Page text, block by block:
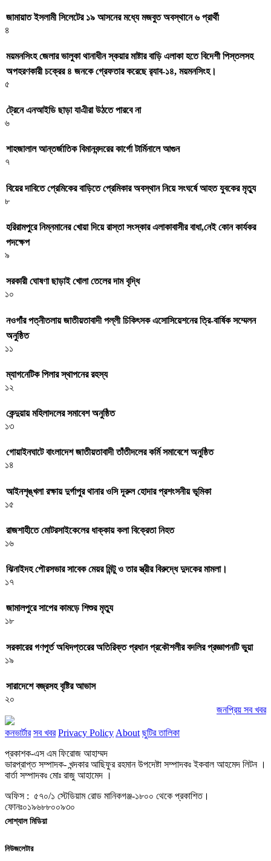
জামায়াত ইসলামী সিলেটের ১৯ আসনের মধ্যে মজবুত অবস্থানে ৬ প্রার্থী
৪
ময়মনসিংহ জেলার ভালুকা থানাধীন স্কয়ার মাষ্টার বাড়ি এলাকা হতে বিদেশী পিস্তলসহ
অপহরণকারী চক্রের ৪ জনকে গ্রেফতার করেছে র‌্যাব-১৪, ময়মনসিংহ।
৫
ট্রেনে এনআইডি ছাড়া যাএীরা উঠতে পারবে না
৬
শাহজালাল আন্তর্জাতিক বিমানবন্দরের কার্গো টার্মিনালে আগুন
৭
বিয়ের দাবিতে প্রেমিকের বাড়িতে প্রেমিকার অবস্থান নিয়ে সংঘর্ষে আহত যুবকের মৃত্যু
৮
হরিরামপুরে নিম্নমানের খোয়া দিয়ে রাস্তা সংস্কার এলাকাবাসীর বাধা,নেই কোন কার্যকর
পদক্ষেপ
৯
সরকারী ঘােষণা ছাড়াই খােলা তেলের দাম বৃদ্ধি
১০
নওগাঁর পত্নীতলায় জাতীয়তাবাদী পল্লী চিকিৎসক এসোসিয়েশনের ত্রি-বার্ষিক সম্মেলন
অনুষ্ঠিত
১১
ম্যাগনেটিক পিলার স্থাপনের রহস্য
১২
কেন্দুয়ায় মহিলাদলের সমাবেশ অনুষ্ঠিত
১৩
গোয়াইনঘাটে বাংলাদেশ জাতীয়তাবাদী তাঁতীদলের কর্মি সমাবেশে অনুষ্ঠিত
১৪
আইনশৃঙ্খলা রক্ষায় দুর্গাপুর থানার ওসি দূরুল হোদার প্রশংসনীয় ভূমিকা
১৫
রাজশাহীতে মোটরসাইকেলের ধাক্কায় কলা বিক্রেতা নিহত
১৬
ঝিনাইদহ পৌরসভার সাবেক মেয়র মিন্টু ও তার স্ত্রীর বিরুদ্ধে দুদকের মামলা।
১৭
জামালপুরে সাপের কামড়ে শিশুর মৃত্যু
১৮
সরকারের গণপূর্ত অধিদপ্তরের অতিরিক্ত প্রধান প্রকৌশলীর বদলির প্রজ্ঞাপনটি ভুয়া
১৯
সারাদেশে বজ্রসহ বৃষ্টির আভাস
২০
জনপ্রিয় সব খবর
কনভার্টার সব খবর Privacy Policy About ছুটির তালিকা
প্রকাশক-এস এম ফিরোজ আহাম্মদ
ভারপ্রাপ্ত সম্পাদক- খন্দকার আছিফুর রহমান উপদেষ্টা সম্পাদকঃ ইকবাল আহমেদ লিটন ।
বার্তা সম্পাদকঃ মোঃ রাজু আহামেদ ।
অফিস : ৫৭০/১ স্টেডিয়াম রোড মানিকগঞ্জ-১৮০০ থেকে প্রকাশিত।
ফোনঃ০১৯৬৮৮০০৯৩০
সোশ্যাল মিডিয়া
নিউজলেটার